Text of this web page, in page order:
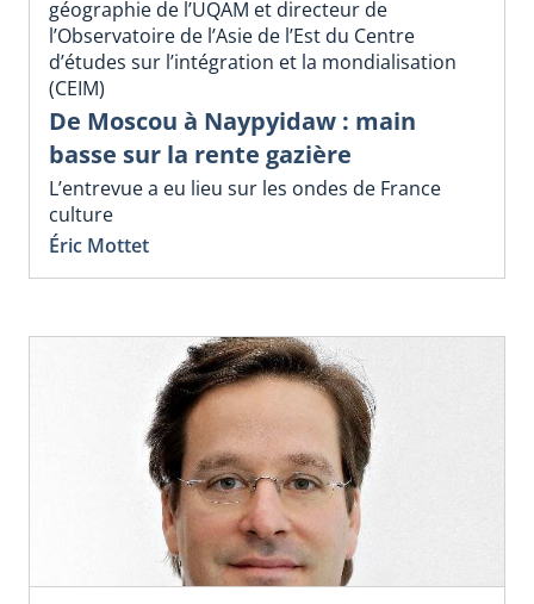
géographie de l’UQAM et directeur de
l’Observatoire de l’Asie de l’Est du Centre
d’études sur l’intégration et la mondialisation
(CEIM)
De Moscou à Naypyidaw : main
basse sur la rente gazière
L’entrevue a eu lieu sur les ondes de France
culture
Éric Mottet